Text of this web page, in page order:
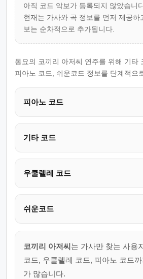
아직 코드 악보가 등록되지 않았습니
현재는 가사와 곡 정보를 먼저 제공하
보는 순차적으로 추가됩니다.
동요의 코끼리 아저씨 연주를 위해 기타
피아노 코드, 쉬운코드 정보를 단계적으
피아노 코드
기타 코드
우쿨렐레 코드
쉬운코드
코끼리 아저씨는 가사만 찾는 사용
코드, 우쿨렐레 코드, 피아노 코드
가 많습니다.